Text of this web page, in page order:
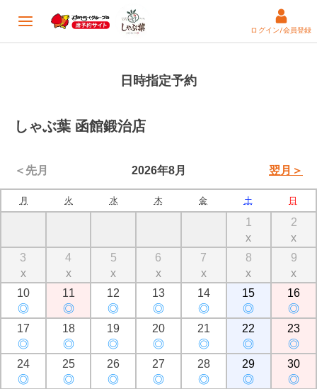
ログイン/会員登録
日時指定予約
しゃぶ葉 函館鍛治店
＜先月 2026年8月 翌月＞
月 火 水 木 金 土 日
1
x
2
x
3
x
4
x
5
x
6
x
7
x
8
x
9
x
10
◎
11
◎
12
◎
13
◎
14
◎
15
◎
16
◎
17
◎
18
◎
19
◎
20
◎
21
◎
22
◎
23
◎
24
◎
25
◎
26
◎
27
◎
28
◎
29
◎
30
◎